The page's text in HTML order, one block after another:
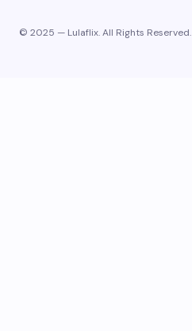
© 2025 — Lulaflix. All Rights Reserved.